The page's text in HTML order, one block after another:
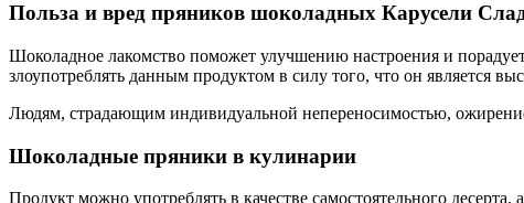
Польза и вред пряников шоколадных Карусели
Шоколадное лакомство поможет улучшению настроения и
злоупотреблять данным продуктом в силу того, что он является
Людям, страдающим индивидуальной непереносимостью,
Шоколадные пряники в кулинарии
Продукт можно употреблять в качестве самостоятельного